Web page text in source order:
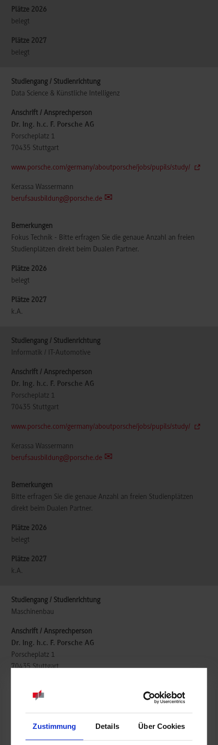
Zustimmung Details Über Cookies
belegt
belegt
Data Science & Künstliche Intelligenz
Dr. Ing. h.c. F. Porsche AG
Porscheplatz 1
70435 Stuttgart
www.porsche.com/germany/aboutporsche/jobs/pupils/study/
Kerassa Wassermann
berufsausbildung@porsche.de
Fokus Technik - Bitte erfragen Sie die genaue Anzahl an freien
Studienplätzen direkt beim Dualen Partner.
belegt
k.A.
Informatik / IT-Automotive
Dr. Ing. h.c. F. Porsche AG
Porscheplatz 1
70435 Stuttgart
www.porsche.com/germany/aboutporsche/jobs/pupils/study/
Kerassa Wassermann
berufsausbildung@porsche.de
Bitte erfragen Sie die genaue Anzahl an freien Studienplätzen
direkt beim Dualen Partner.
belegt
k.A.
Maschinenbau
Dr. Ing. h.c. F. Porsche AG
Porscheplatz 1
70435 Stuttgart